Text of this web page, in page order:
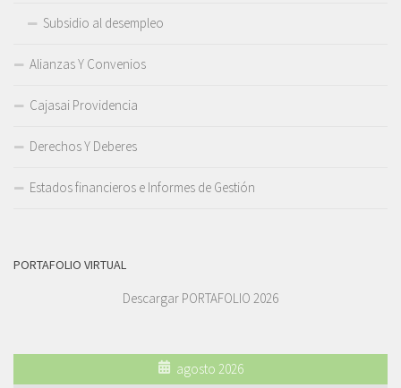
Subsidio al desempleo
Alianzas Y Convenios
Cajasai Providencia
Derechos Y Deberes
Estados financieros e Informes de Gestión
PORTAFOLIO VIRTUAL
Descargar PORTAFOLIO 2026
agosto 2026